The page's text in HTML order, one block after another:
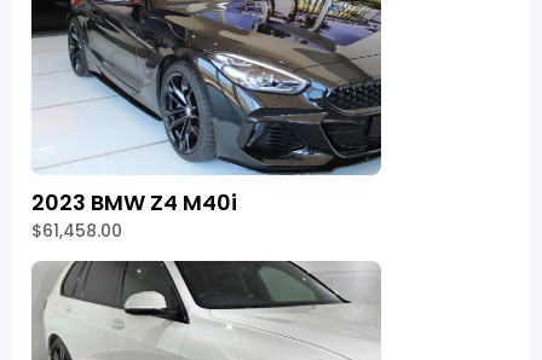
2023 BMW Z4 M40i
$61,458.00